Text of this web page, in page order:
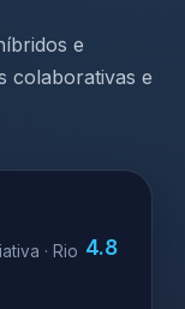
e
colaborativas e
· Rio 4.8